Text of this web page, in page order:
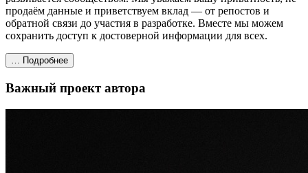
продаём данные и приветствуем вклад — от репостов и
обратной связи до участия в разработке. Вместе мы можем
сохранить доступ к достоверной информации для всех.
… Подробнее
Важный проект автора